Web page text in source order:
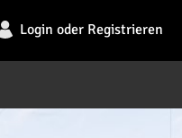
Login oder Registrieren